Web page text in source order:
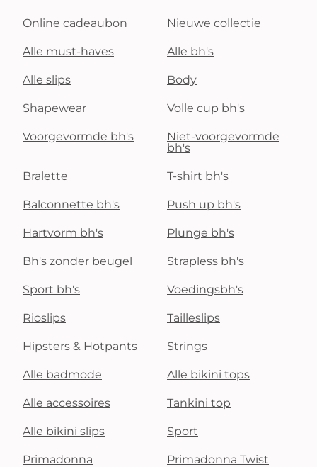
Online cadeaubon Nieuwe collectie
Alle must-haves Alle bh's
Alle slips Body
Shapewear Volle cup bh's
Voorgevormde bh's
Niet-voorgevormde
bh's
Bralette T-shirt bh's
Balconnette bh's Push up bh's
Hartvorm bh's Plunge bh's
Bh's zonder beugel Strapless bh's
Sport bh's Voedingsbh's
Rioslips Tailleslips
Hipsters & Hotpants Strings
Alle badmode Alle bikini tops
Alle accessoires Tankini top
Alle bikini slips Sport
Primadonna Primadonna Twist